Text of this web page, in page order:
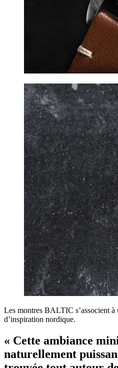
Les montres BALTIC s’associent
d’inspiration nordique.
« Cette ambiance
naturellement